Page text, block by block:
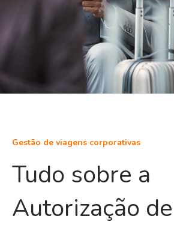
Gestão de viagens corporativas
Tudo sobre a
Autorização de